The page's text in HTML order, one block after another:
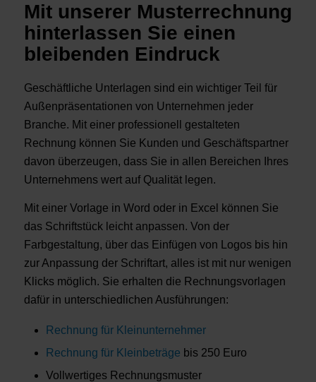
Mit unserer Musterrechnung
hinterlassen Sie einen
bleibenden Eindruck
Geschäftliche Unterlagen sind ein wichtiger Teil für
Außenpräsentationen von Unternehmen jeder
Branche. Mit einer professionell gestalteten
Rechnung können Sie Kunden und Geschäftspartner
davon überzeugen, dass Sie in allen Bereichen Ihres
Unternehmens wert auf Qualität legen.
Mit einer Vorlage in Word oder in Excel können Sie
das Schriftstück leicht anpassen. Von der
Farbgestaltung, über das Einfügen von Logos bis hin
zur Anpassung der Schriftart, alles ist mit nur wenigen
Klicks möglich. Sie erhalten die Rechnungsvorlagen
dafür in unterschiedlichen Ausführungen:
Rechnung für Kleinunternehmer
Rechnung für Kleinbeträge bis 250 Euro
Vollwertiges Rechnungsmuster